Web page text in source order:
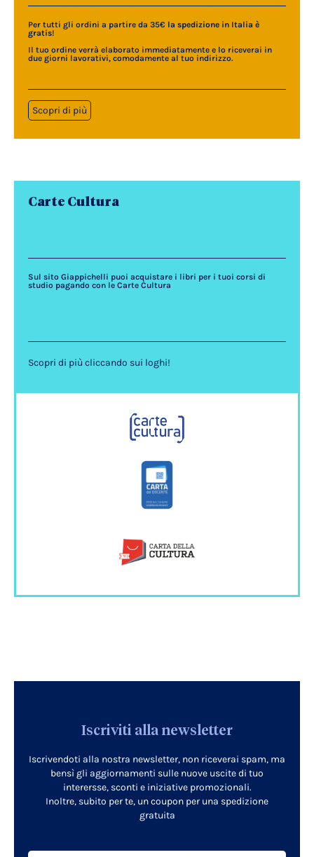
Per tutti gli ordini a partire da 35€ la spedizione in Italia è
gratis!
Il tuo ordine verrà elaborato immediatamente e lo riceverai in
due giorni lavorativi, comodamente al tuo indirizzo.
Scopri di più
Carte Cultura
Sul sito Giappichelli puoi acquistare i libri per i tuoi corsi di
studio pagando con le Carte Cultura
Scopri di più cliccando sui loghi!
Iscriviti alla newsletter
Iscrivendoti alla nostra newsletter, non riceverai spam, ma
bensì gli aggiornamenti sulle nuove uscite di tuo
interersse, sconti e iniziative promozionali.
Inoltre, subito per te, un coupon per una spedizione
gratuita